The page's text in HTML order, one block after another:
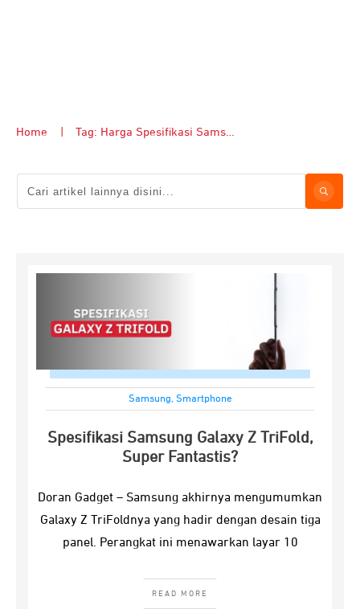
Home Tag: Harga Spesifikasi Samsung Galaxy Z TriFold
Samsung, Smartphone
Spesifikasi Samsung Galaxy Z TriFold,
Super Fantastis?
Doran Gadget – Samsung akhirnya mengumumkan
Galaxy Z TriFoldnya yang hadir dengan desain tiga
panel. Perangkat ini menawarkan layar 10
READ MORE